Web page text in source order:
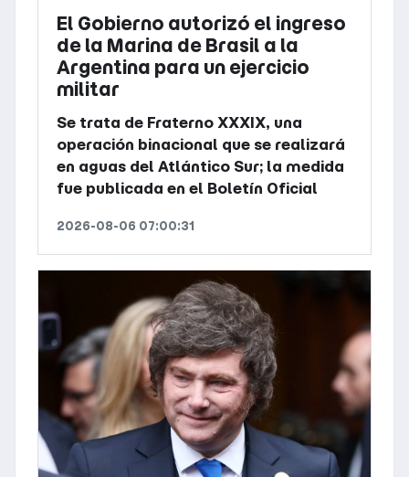
El Gobierno autorizó el ingreso
de la Marina de Brasil a la
Argentina para un ejercicio
militar
Se trata de Fraterno XXXIX, una
operación binacional que se realizará
en aguas del Atlántico Sur; la medida
fue publicada en el Boletín Oficial
2026-08-06 07:00:31